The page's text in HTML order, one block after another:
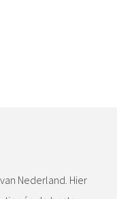
Nederland. Hier